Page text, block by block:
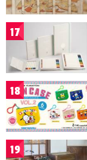
17
18
19